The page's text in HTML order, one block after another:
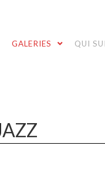
GALERIES QUI